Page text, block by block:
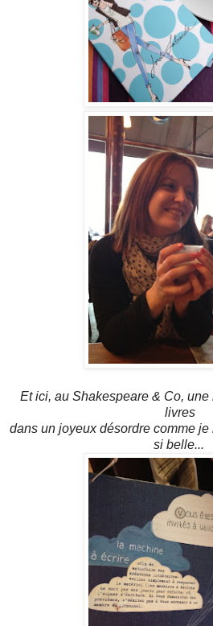
Et ici, au Shakespeare & Co,
livres
dans un joyeux désordre comme
si belle...